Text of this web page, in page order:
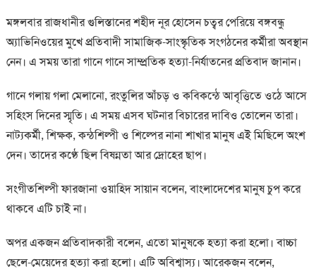
মঙ্গলবার রাজধানীর গুলিস্তানের শহীদ নূর হোসেন চত্বর পেরিয়ে বঙ্গবন্ধু
অ্যাভিনিওয়ের মুখে প্রতিবাদী সামাজিক-সাংস্কৃতিক সংগঠনের কর্মীরা অবস্থান
নেন। এ সময় তারা গানে গানে সাম্প্রতিক হত্যা-নির্যাতনের প্রতিবাদ জানান।
গানে গলায় গলা মেলানো, রংতুলির আঁচড় ও কবিকন্ঠে আবৃত্তিতে ওঠে আসে
সহিংস দিনের স্মৃতি। এ সময় এসব ঘটনার বিচারের দাবিও তোলেন তারা।
নাট্যকর্মী, শিক্ষক, কন্ঠশিল্পী ও শিল্পের নানা শাখার মানুষ এই মিছিলে অংশ
দেন। তাদের কণ্ঠে ছিল বিষন্নতা আর দ্রোহের ছাপ।
সংগীতশিল্পী ফারজানা ওয়াহিদ সায়ান বলেন, বাংলাদেশের মানুষ চুপ করে
থাকবে এটি চাই না।
অপর একজন প্রতিবাদকারী বলেন, এতো মানুষকে হত্যা করা হলো। বাচ্চা
ছেলে-মেয়েদের হত্যা করা হলো। এটি অবিশ্বাস্য। আরেকজন বলেন,